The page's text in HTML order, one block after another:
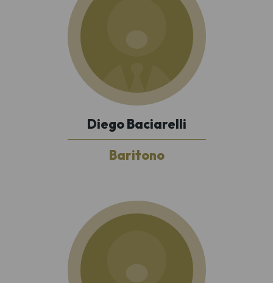
Diego Baciarelli
Baritono